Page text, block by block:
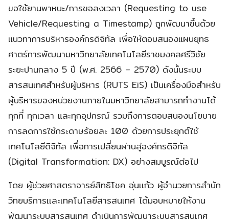
ขอใช้ยานพาหนะ/การขอลงเวลา (Requesting to use
Vehicle/Requesting a Timestamp) ถูกพัฒนาขึ้นด้วย
แนวทาการบริหารองค์กรดิจิทัล เพื่อให้ตอบสนองแผนยุทธ
ศาตร์การพัฒนามหาวิทยาลัยเทคโนโลยีราชมงคลศรีวิชัย
ระยะปานกลาง 5 ปี (พ.ศ. 2566 – 2570) ดังนั้นระบบ
สารสนเทศสำหรับผู้บริหาร (RUTS EiS) เป็นเครื่องมือสำหรับ
ผู้บริหารของหน่วยงานภายในมหาวิทยาลัยสามารถทำงานได้
ทุกที่ ทุกเวลา และทุกอุปกรณ์ รวมถึงการตอบสนองนโยบาย
การลดการใช้กระดาษร้อยละ 100 ด้วยการประยุกต์ใช้
เทคโนโลยีดิจิทัล เพื่อการเปลี่ยนผ่านสู่องค์กรดิจิทัล
(Digital Transformation: DX) อย่างสมบูรณ์ต่อไป
โดย ผู้ช่วยศาสตราจารย์สิทธิโชค อุ่นเเก้ว ผู้อำนวยการสำนัก
วิทยบริการเเละเทคโนโลยีสารสนเทศ ได้มอบหมายให้งาน
พัฒนาระบบสารสนเทศ ดำเนินการพัฒนาระบบสารสนเทศ